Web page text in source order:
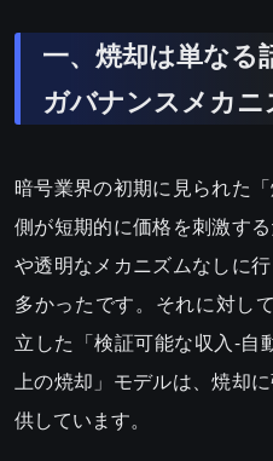
一、焼却は単なる
ガバナンスメカ
暗号業界の初期に見られた
側が短期的に価格を刺激す
や透明なメカニズムなしに
多かったです。それに対し
立した「検証可能な収入-自
上の焼却」モデルは、焼却
供しています。